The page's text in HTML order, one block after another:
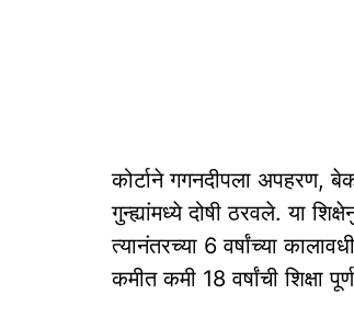
कोर्टाने गगनदीपला अपहरण,
गुन्ह्यांमध्ये दोषी ठरवले. या
त्यानंतरच्या 6 वर्षांच्या
कमीत कमी 18 वर्षांची शिक्षा